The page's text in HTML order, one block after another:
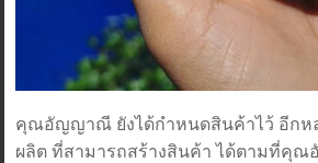
คุณอัญญาณี ยังได้กำหนดสินค้าไว้ อีกห
ผลิต ที่สามารถสร้างสินค้า ได้ตามที่คุ